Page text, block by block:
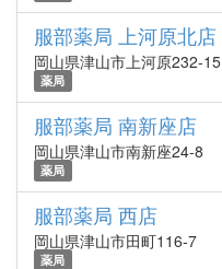
服部薬局 上河原北店
岡山県津山市上河原232-15
薬局
服部薬局 南新座店
岡山県津山市南新座24-8
薬局
服部薬局 西店
岡山県津山市田町116-7
薬局